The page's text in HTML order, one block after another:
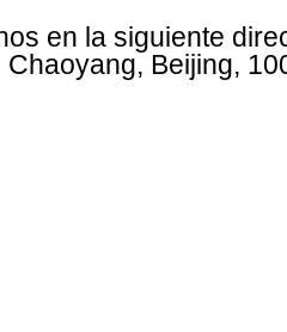
en la siguiente
Chaoyang, Beijing,